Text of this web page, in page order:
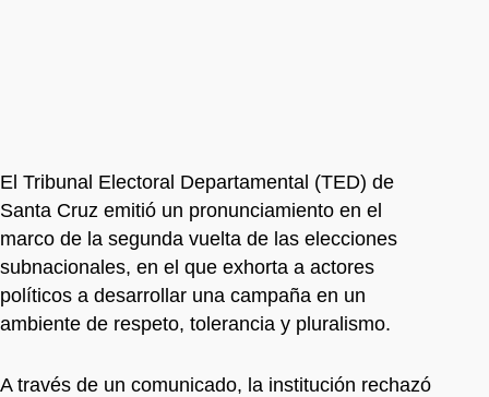
El Tribunal Electoral Departamental (TED) de
Santa Cruz emitió un pronunciamiento en el
marco de la segunda vuelta de las elecciones
subnacionales, en el que exhorta a actores
políticos a desarrollar una campaña en un
ambiente de respeto, tolerancia y pluralismo.
A través de un comunicado, la institución rechazó